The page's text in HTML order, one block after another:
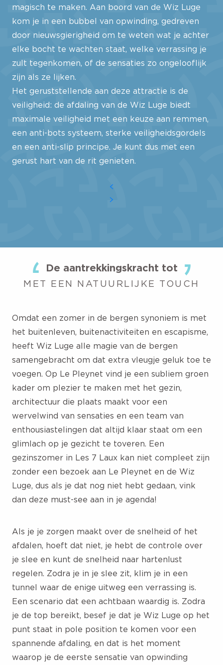
magisch te maken. Aan boord van de Wiz Luge
kom je in een bubbel van opwinding, gedreven
door nieuwsgierigheid om te weten wat je achter
elke bocht te wachten staat, welke verrassing je
zult tegenkomen, of de sensaties zo ongelooflijk
zijn als ze lijken.
Het geruststellende aan deze attractie is de
veiligheid: de afdaling van de Wiz Luge biedt
maximale veiligheid met een keuze aan remmen,
een anti-bots systeem, sterke veiligheidsgordels
en een anti-slip principe. Je kunt dus met een
gerust hart van de rit genieten.
De aantrekkingskracht tot
MET EEN NATUURLIJKE TOUCH
Omdat een zomer in de bergen synoniem is met
het buitenleven, buitenactiviteiten en escapisme,
heeft Wiz Luge alle magie van de bergen
samengebracht om dat extra vleugje geluk toe te
voegen. Op Le Pleynet vind je een subliem groen
kader om plezier te maken met het gezin,
architectuur die plaats maakt voor een
wervelwind van sensaties en een team van
enthousiastelingen dat altijd klaar staat om een
glimlach op je gezicht te toveren. Een
gezinszomer in Les 7 Laux kan niet compleet zijn
zonder een bezoek aan Le Pleynet en de Wiz
Luge, dus als je dat nog niet hebt gedaan, vink
dan deze must-see aan in je agenda!
Als je je zorgen maakt over de snelheid of het
afdalen, hoeft dat niet, je hebt de controle over
je slee en kunt de snelheid naar hartenlust
regelen. Zodra je in je slee zit, klim je in een
tunnel waar de enige uitweg een verrassing is.
Een scenario dat een achtbaan waardig is. Zodra
je de top bereikt, besef je dat je Wiz Luge op het
punt staat in pole position te komen voor een
spannende afdaling, en dat is het moment
waarop je de eerste sensatie van opwinding